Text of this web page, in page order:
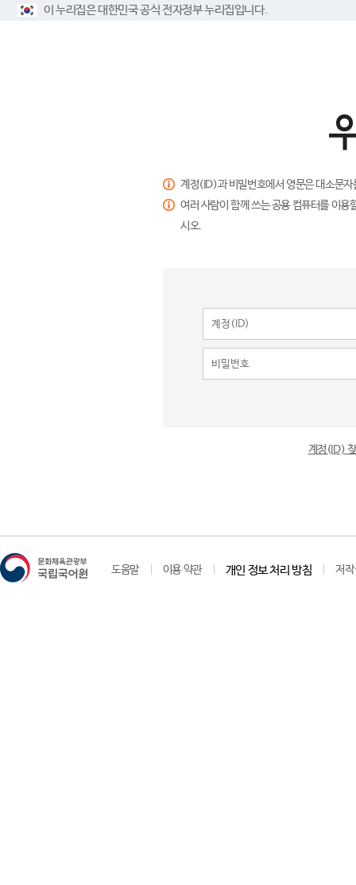
이 누리집은 대한민국 공식 전자정부 누리집입니다.
계정(ID)과 비밀번호에서 영문은 대소문
여러 사람이 함께 쓰는 공용 컴퓨터를 이
시오.
계정(ID)
도움말 이용 약관 개인 정보 처리 방침 저